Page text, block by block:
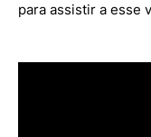
para assistir a esse